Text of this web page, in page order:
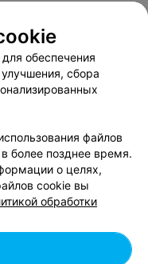
Способы оплаты
сервиса
relax.by
cookie
данных
обеспечения
улучшения, сбора
файлов
более позднее время.
о целях,
cookie вы
обработки